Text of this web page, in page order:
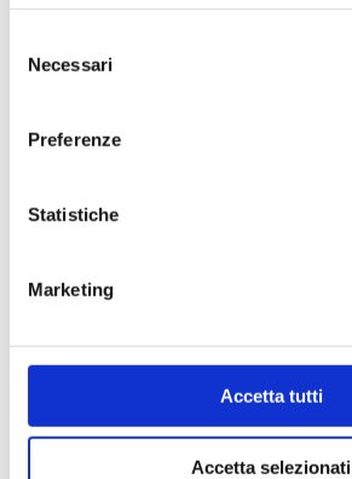
delNecessari
Preferenze
Statistiche
Marketing
Accetta tutti
Accetta selezionati
#EVENT